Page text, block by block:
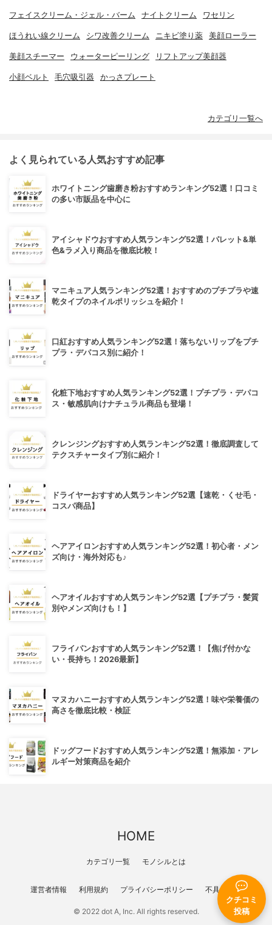
クチコミ
投稿
フェイスクリーム・ジェル・バーム ナイトクリーム ワセリン
ほうれい線クリーム シワ改善クリーム ニキビ塗り薬 美顔ローラー
美顔スチーマー ウォーターピーリング リフトアップ美顔器
小顔ベルト 毛穴吸引器 かっさプレート
カテゴリ一覧へ
よく見られている人気おすすめ記事
ホワイトニング歯磨き粉おすすめランキング52選！口コミ
の多い市販品を中心に
アイシャドウおすすめ人気ランキング52選！パレット&単
色&ラメ入り商品を徹底比較！
マニキュア人気ランキング52選！おすすめのプチプラや速
乾タイプのネイルポリッシュを紹介！
口紅おすすめ人気ランキング52選！落ちないリップをプチ
プラ・デパコス別に紹介！
化粧下地おすすめ人気ランキング52選！プチプラ・デパコ
ス・敏感肌向けナチュラル商品も登場！
クレンジングおすすめ人気ランキング52選！徹底調査して
テクスチャータイプ別に紹介！
ドライヤーおすすめ人気ランキング52選【速乾・くせ毛・
コスパ商品】
ヘアアイロンおすすめ人気ランキング52選！初心者・メン
ズ向け・海外対応も♪
ヘアオイルおすすめ人気ランキング52選【プチプラ・髪質
別やメンズ向けも！】
フライパンおすすめ人気ランキング52選！【焦げ付かな
い・長持ち！2026最新】
マヌカハニーおすすめ人気ランキング52選！味や栄養価の
高さを徹底比較・検証
ドッグフードおすすめ人気ランキング52選！無添加・アレ
ルギー対策商品を紹介
HOME
カテゴリ一覧 モノシルとは
運営者情報 利用規約 プライバシーポリシー 不具合報告
© 2022 dot A, Inc. All rights reserved.